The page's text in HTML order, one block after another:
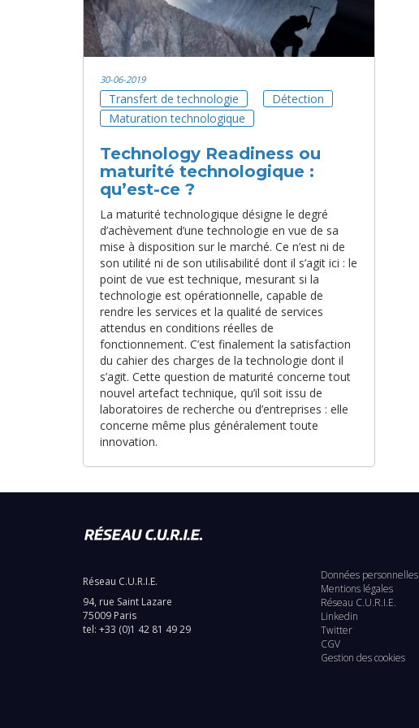
30-06-2019
Transfert de technologie
Détection
Maturation technologique
Technology Readiness ou
maturité technologique :
qu’est-ce ?
La maturité technologique désigne le degré
d’achèvement d’une technologie en vue de sa
mise à disposition sur le marché. Ce n’est ni de
son utilité ni de son utilisabilité dont il s’agit ici : le
point de vue est technique, mesurant si la
technologie est opérationnelle, capable de
rendre les services et la qualité de services
attendus en conditions réelles de
fonctionnement. C’est finalement la satisfaction
du cahier des charges de la technologie dont il
s’agit. Cette question de maturité concerne tout
nouvel artefact technique, qu’il soit issu de
laboratoires de recherche ou d’entreprises : elle
concerne même plus généralement toute
innovation.
Réseau C.U.R.I.E.
94, rue Saint Lazare
75009 Paris
tel: +33 (0)1 42 81 49 29
Pied
de
page
Données personnelles
Mentions légales
Réseau C.U.R.I.E.
Linkedin
Twitter
CGV
Gestion des cookies